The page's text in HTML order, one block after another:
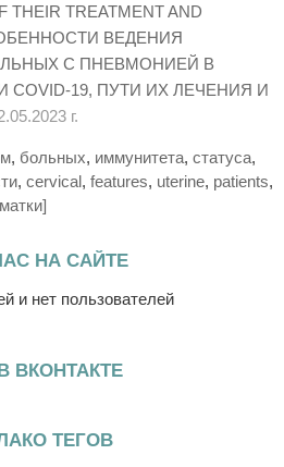
THEIR TREATMENT AND
ВЕДЕНИЯ
С ПНЕВМОНИЕЙ В
19, ПУТИ ИХ ЛЕЧЕНИЯ И
г.
, больных, иммунитета, статуса,
, cervical, features, uterine, patients,
матки]
НА САЙТЕ
и нет пользователей
ВКОНТАКТЕ
ТЕГОВ